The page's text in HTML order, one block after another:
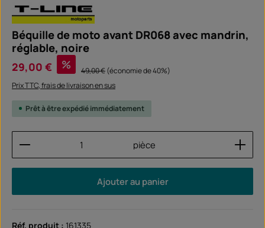
Béquille de moto avant DR068 avec mandrin,
réglable, noire
Prix de vente :
29,00 € % Prix régulier :
49,00 €(économie de 40%)
Prix TTC, frais de livraison en sus
Prêt à être expédié immédiatement
Quantité de produit : Entrez la quantité
pièce
Ajouter au panier
Réf. produit : 161335